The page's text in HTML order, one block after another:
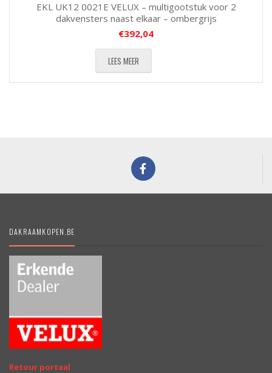
EKL UK12 0021E VELUX – multigootstuk voor 2
dakvensters naast elkaar – ombergrijs
€392,04
LEES MEER
DAKRAAMKOPEN.BE
Retour portaal